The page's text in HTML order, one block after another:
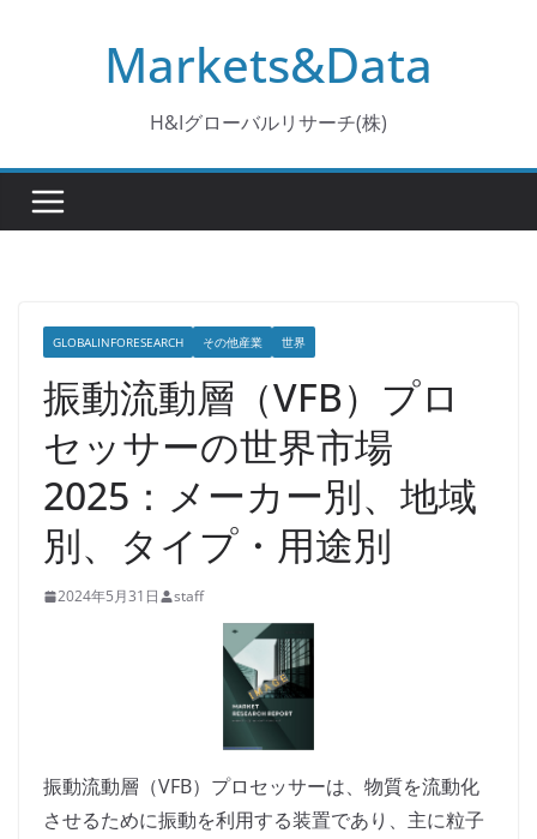
Markets&Data
H&Iグローバルリサーチ(株)
GLOBALINFORESEARCH その他産業 世界
振動流動層（VFB）プロ
セッサーの世界市場
2025：メーカー別、地域
別、タイプ・用途別
2024年5月31日 staff
振動流動層（VFB）プロセッサーは、物質を流動化
させるために振動を利用する装置であり、主に粒子